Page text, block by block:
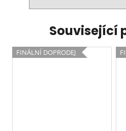
Související
FINÁLNÍ DOPRODEJ